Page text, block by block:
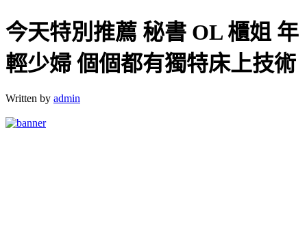
今天特別推薦 秘書 OL 櫃姐 年
輕少婦 個個都有獨特床上技術
Written by admin